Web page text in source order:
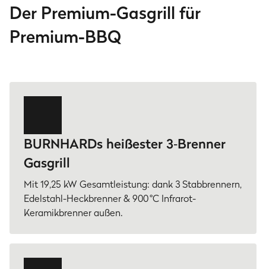
Der Premium-Gasgrill für
Premium-BBQ
BURNHARDs heißester 3‑Brenner
Gasgrill
Mit 19,25 kW Gesamtleistung: dank 3 Stabbrennern,
Edelstahl-Heckbrenner & 900 °C Infrarot-
Keramikbrenner außen.